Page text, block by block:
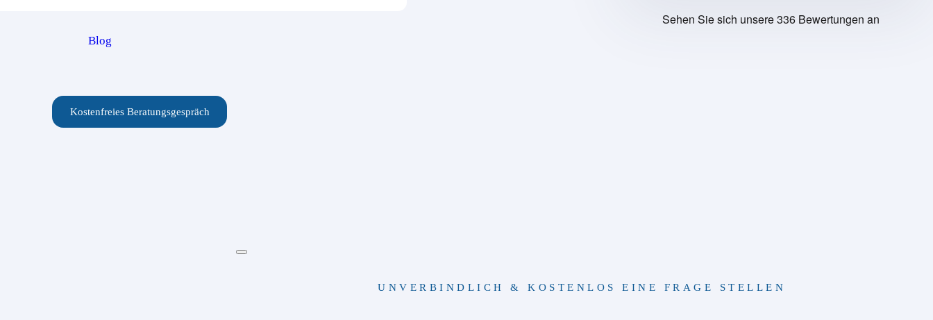
Blog
Kostenfreies Beratungsgespräch
UNVERBINDLICH & KOSTENLOS EINE FRAGE STELLEN